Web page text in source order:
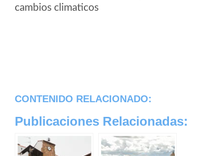
cambios climaticos
CONTENIDO RELACIONADO:
Publicaciones Relacionadas: